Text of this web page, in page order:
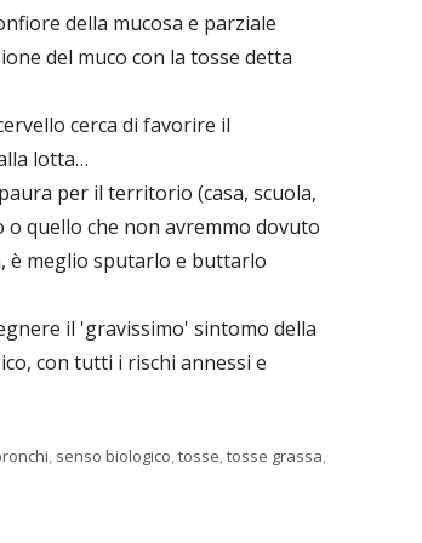
della mucosa e parziale
del muco con la tosse detta
cerca di favorire il
lotta…
per il territorio (casa, scuola,
o quello che non avremmo dovuto
è meglio sputarlo e buttarlo
il 'gravissimo' sintomo della
con tutti i rischi annessi e
, senso biologico,tosse,tosse grassa,